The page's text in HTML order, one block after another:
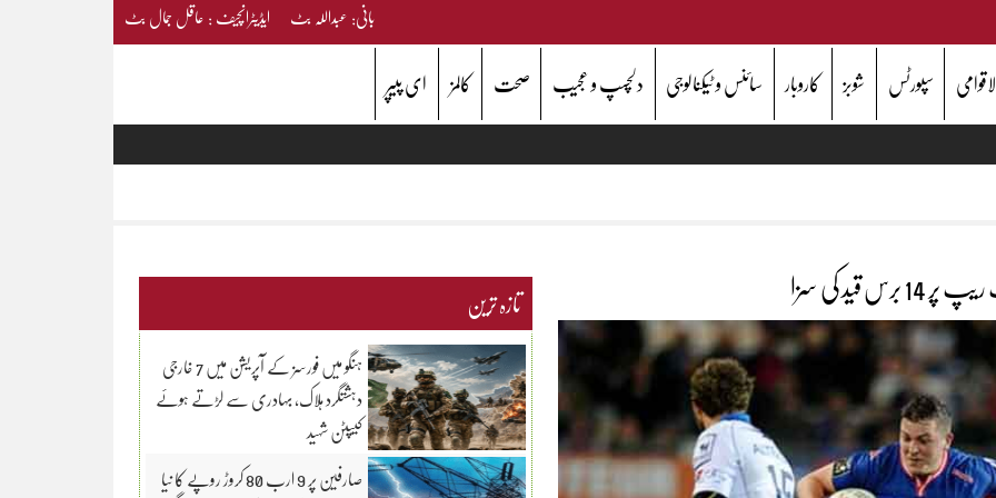
بانی: عبداللہ بٹ ایڈیٹرانچیف : عاقل جمال بٹ
سپورٹس شوبز کاروبار سائنس و ٹیکنالوجی دلچسپ و عجیب صحت کالمز ای پیپر
تازہ ترین
ہنگو میں فورسز کے آپریشن میں 7 خارجی
دہشتگرد ہلاک، بہادری سے لڑتے ہوئے
کیپٹن شہید
صارفین پر 9 ارب 80 کروڑ روپے کا نیا